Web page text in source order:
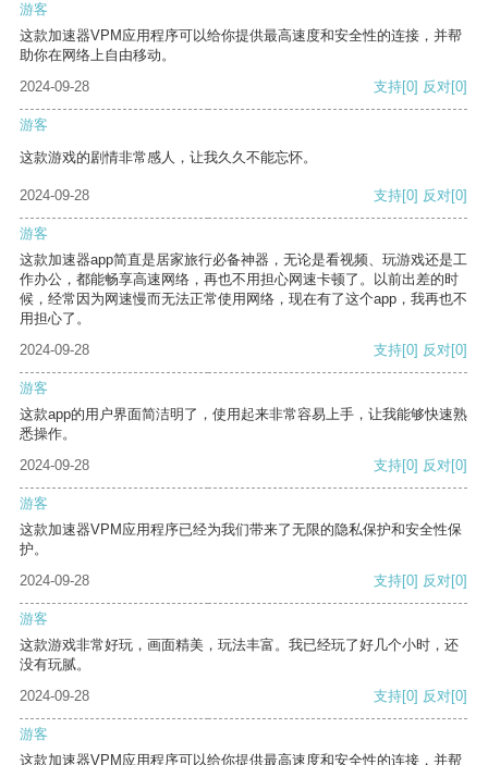
游客
这款加速器VPM应用程序可以给你提供最高速度和安全性的连接，并帮
助你在网络上自由移动。
2024-09-28
支持[0] 反对[0]
游客
这款游戏的剧情非常感人，让我久久不能忘怀。
2024-09-28 支持[0] 反对[0]
游客
这款加速器app简直是居家旅行必备神器，无论是看视频、玩游戏还是工
作办公，都能畅享高速网络，再也不用担心网速卡顿了。以前出差的时
候，经常因为网速慢而无法正常使用网络，现在有了这个app，我再也不
用担心了。
2024-09-28
支持[0] 反对[0]
游客
这款app的用户界面简洁明了，使用起来非常容易上手，让我能够快速熟
悉操作。
2024-09-28
支持[0] 反对[0]
游客
这款加速器VPM应用程序已经为我们带来了无限的隐私保护和安全性保
护。
2024-09-28
支持[0] 反对[0]
游客
这款游戏非常好玩，画面精美，玩法丰富。我已经玩了好几个小时，还
没有玩腻。
2024-09-28
支持[0] 反对[0]
游客
这款加速器VPM应用程序可以给你提供最高速度和安全性的连接，并帮